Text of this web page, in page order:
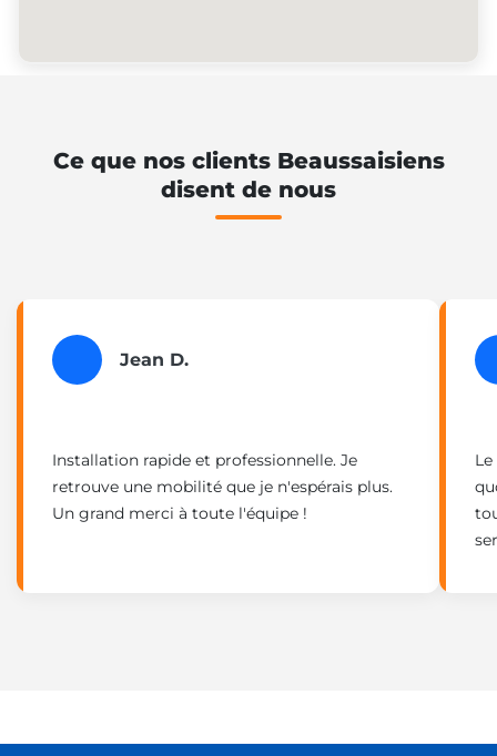
Ce que nos clients Beaussaisiens
disent de nous
Jean D.
Installation rapide et professionnelle. Je
retrouve une mobilité que je n'espérais plus.
Un grand merci à toute l'équipe !